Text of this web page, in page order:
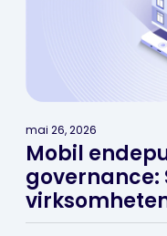
mai 26, 2026
Mobil
governance: